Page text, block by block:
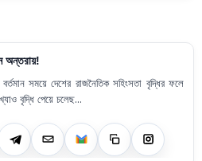
অন্তরায়!
সময়ে দেশের রাজনৈতিক সহিংসতা বৃদ্ধির ফলে
বৃদ্ধি পেয়ে চলেছ...